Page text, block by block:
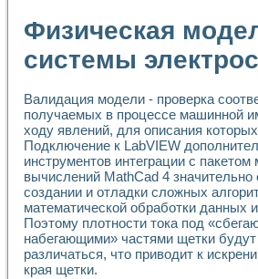
Применение NI VISION для
Система температурной
Управление движением с
Система управления
Лазерный профилометр
Применение средств
Разработка
Автоматизированный стенд
Высокочувствительные
Установка для измерения
Исследование кинетики
Лабораторный
Микрозондовая система для
Физическая
системы
Валидация модели - проверка
получаемых в процессе машинной
ходу явлений, для описания
Подключение к LabVIEW
инструментов интеграции с пакетом
вычислений MathCad 4 значительно
создании и отладки сложных
математической обработки данных
Поэтому плотности тока под
набегающими» частями щетки
различаться, что приводит к
края щетки.